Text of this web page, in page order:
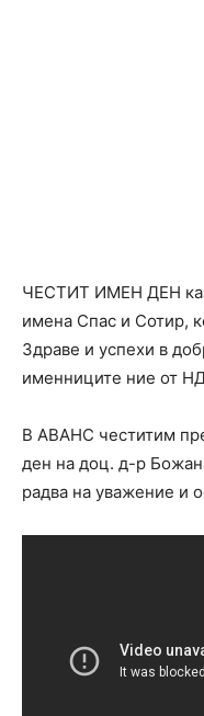
ЧЕСТИТ ИМЕН ДЕН
имена Спас и Сотир,
Здраве и успехи в
именниците ние от
В АВАНС честитим
ден на доц. д-р
радва на уважение и